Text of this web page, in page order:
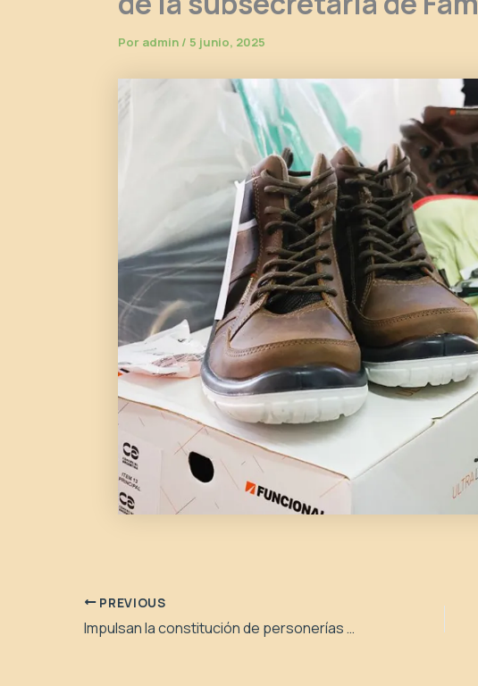
Por admin / 5 junio, 2025
PREVIOUS
Impulsan la constitución de personerías jurídicas con perspectiva de género y diversidad